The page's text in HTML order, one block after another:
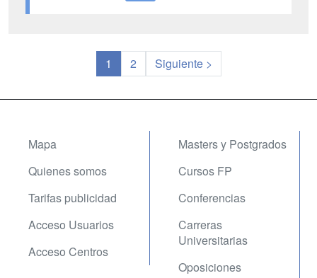
1 2 Siguiente >
Mapa
Quienes somos
Tarifas publicidad
Acceso Usuarios
Acceso Centros
Masters y Postgrados
Cursos FP
Conferencias
Carreras
Universitarias
Oposiciones